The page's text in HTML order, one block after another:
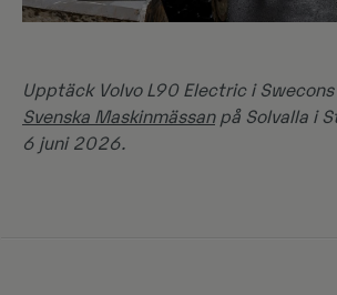
Upptäck Volvo L90 Electric i
Svenska Maskinmässanpå Solvalla i
6 juni 2026.